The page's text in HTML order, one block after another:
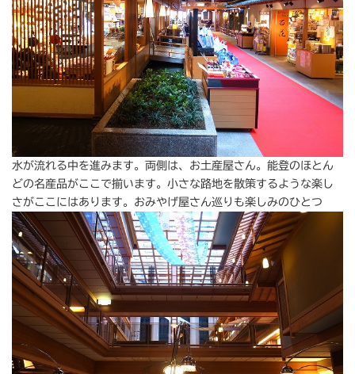
水が流れる中を進みます。両側は、お土産屋さん。能登のほとん
どの名産品がここで揃います。小さな路地を散策するような楽し
さがここにはあります。おみやげ屋さん巡りも楽しみのひとつ